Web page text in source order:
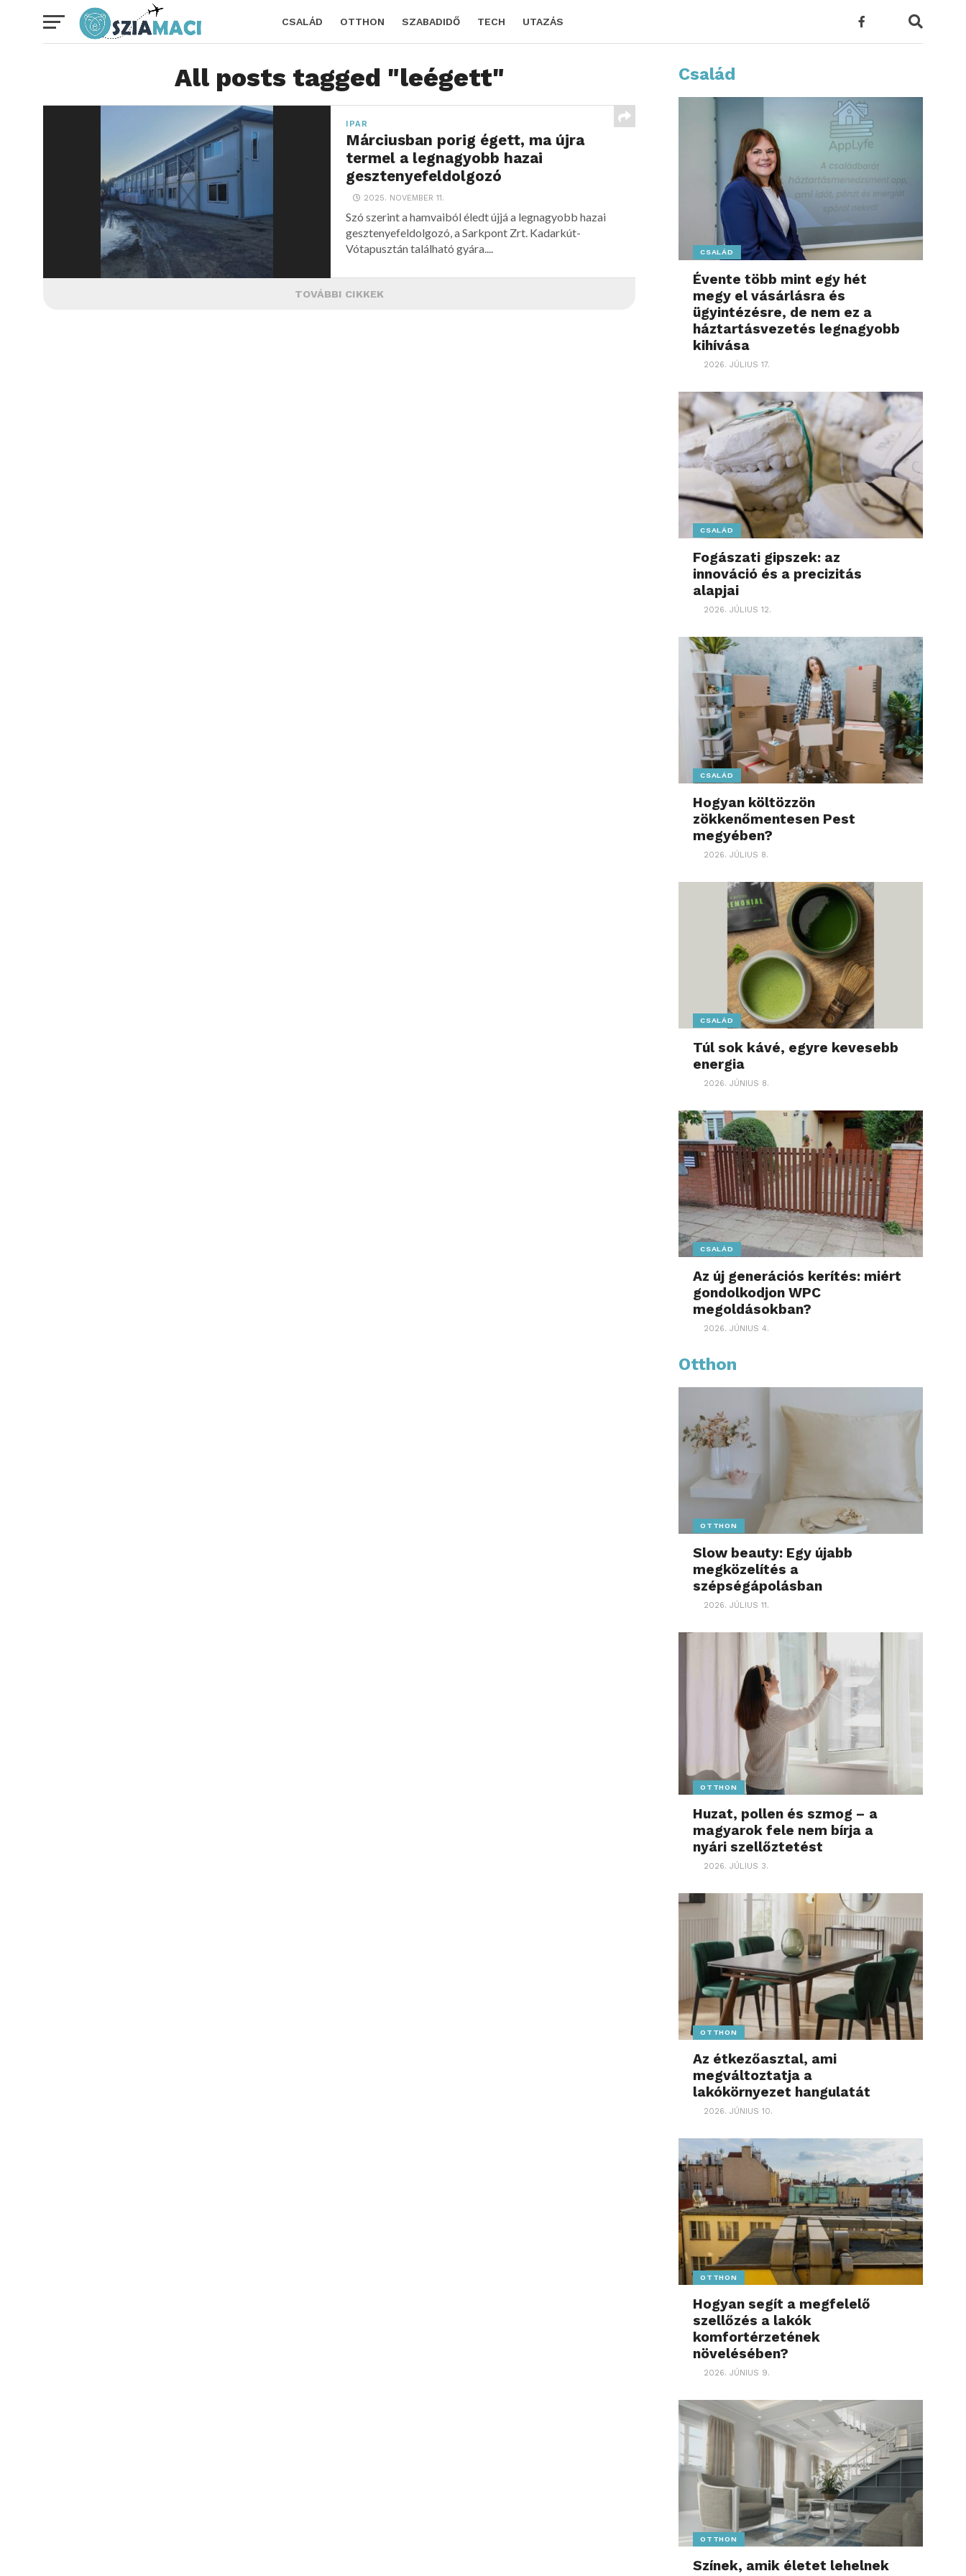
CSALÁD OTTHON SZABADIDŐ TECH UTAZÁS
All posts tagged "leégett"
IPAR
Márciusban porig égett, ma újra
termel a legnagyobb hazai
gesztenyefeldolgozó
2025. NOVEMBER 11.
Szó szerint a hamvaiból éledt újjá a legnagyobb hazai
gesztenyefeldolgozó, a Sarkpont Zrt. Kadarkút-
Vótapusztán található gyára....
TOVÁBBI CIKKEK
Család
CSALÁD
Évente több mint egy hét
megy el vásárlásra és
ügyintézésre, de nem ez a
háztartásvezetés legnagyobb
kihívása
2026. JÚLIUS 17.
CSALÁD
Fogászati gipszek: az
innováció és a precizitás
alapjai
2026. JÚLIUS 12.
CSALÁD
Hogyan költözzön
zökkenőmentesen Pest
megyében?
2026. JÚLIUS 8.
CSALÁD
Túl sok kávé, egyre kevesebb
energia
2026. JÚNIUS 8.
CSALÁD
Az új generációs kerítés: miért
gondolkodjon WPC
megoldásokban?
2026. JÚNIUS 4.
Otthon
OTTHON
Slow beauty: Egy újabb
megközelítés a
szépségápolásban
2026. JÚLIUS 11.
OTTHON
Huzat, pollen és szmog – a
magyarok fele nem bírja a
nyári szellőztetést
2026. JÚLIUS 3.
OTTHON
Az étkezőasztal, ami
megváltoztatja a
lakókörnyezet hangulatát
2026. JÚNIUS 10.
OTTHON
Hogyan segít a megfelelő
szellőzés a lakók
komfortérzetének
növelésében?
2026. JÚNIUS 9.
OTTHON
Színek, amik életet lehelnek